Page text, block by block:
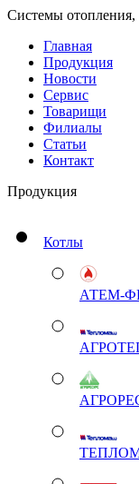
Системы отопления,
Главная
Продукция
Новости
Сервис
Товарищи
Филиалы
Статьи
Контакт
Продукция
Котлы
АТЕМ-